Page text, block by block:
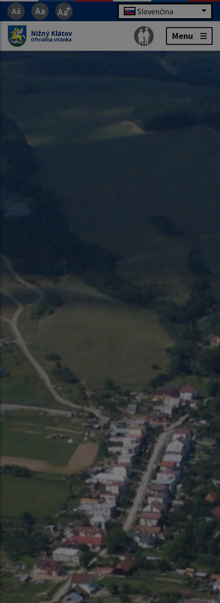
Slovenčina
Nižný Klátov
Oficiálna stránka Menu